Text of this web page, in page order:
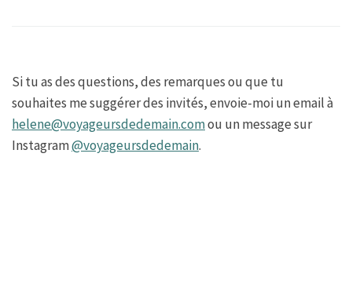
Si tu as des questions, des remarques ou que tu
souhaites me suggérer des invités, envoie-moi un email à
helene@voyageursdedemain.comou un message sur
Instagram@voyageursdedemain.